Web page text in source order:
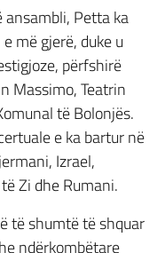
ansambli, Petta ka
më gjerë, duke u
përfshirë
Massimo, Teatrin
të Bolonjës.
e ka bartur në
Izrael,
Zi dhe Rumani.
të shumtë të shquar
ndërkombëtare